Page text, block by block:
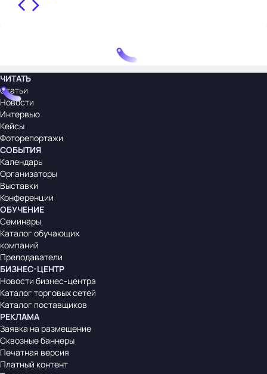
ЧИТАТЬ
Статьи
Новости
Интервью
Кейсы
Фоторепортажи
СОБЫТИЯ
Календарь
Организаторы
Выставки
Конференции
ОБУЧЕНИЕ
Семинары
Каталог обучающих
компаний
Преподаватели
БИЗНЕС-ЦЕНТР
Новости бизнес-центра
Каталог торговых сетей
Каталог поставщиков
РЕКЛАМА
Заявка на размещение
Сквозные баннеры
Печатная версия
Платный контент